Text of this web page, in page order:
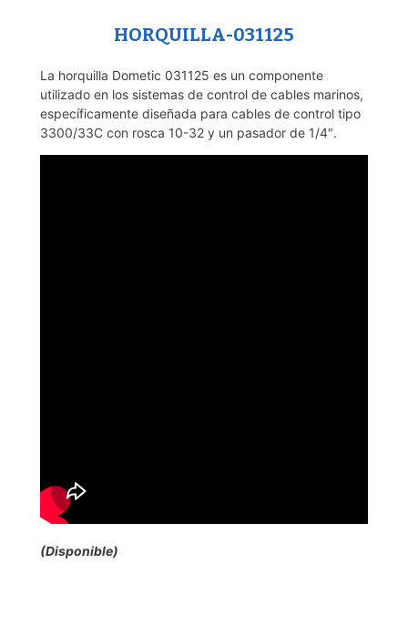
HORQUILLA-031125
La horquilla Dometic 031125 es un componente
utilizado en los sistemas de control de cables marinos,
específicamente diseñada para cables de control tipo
3300/33C con rosca 10-32 y un pasador de 1/4″.
(Disponible)